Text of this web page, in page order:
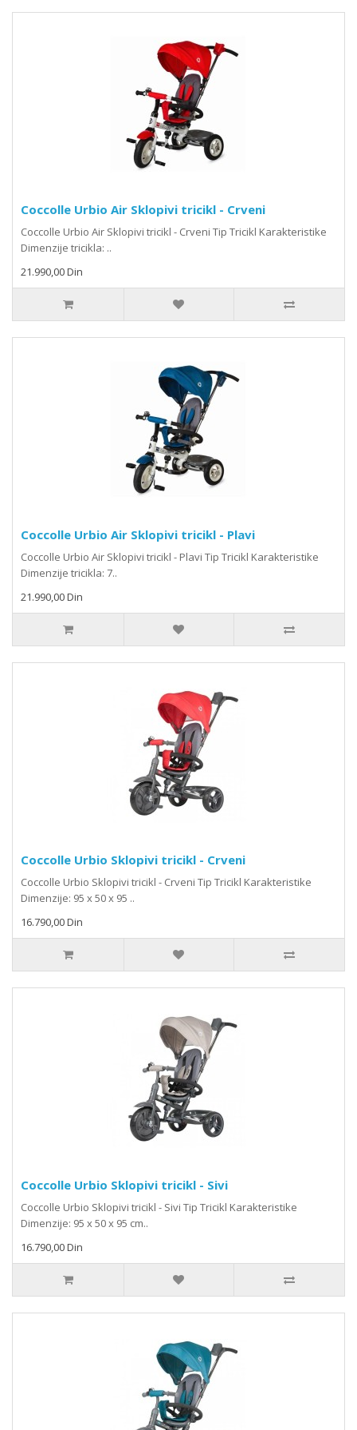
Coccolle Urbio Air Sklopivi tricikl - Crveni
Coccolle Urbio Air Sklopivi tricikl - Crveni Tip Tricikl Karakteristike
Dimenzije tricikla: ..
21.990,00 Din
Coccolle Urbio Air Sklopivi tricikl - Plavi
Coccolle Urbio Air Sklopivi tricikl - Plavi Tip Tricikl Karakteristike
Dimenzije tricikla: 7..
21.990,00 Din
Coccolle Urbio Sklopivi tricikl - Crveni
Coccolle Urbio Sklopivi tricikl - Crveni Tip Tricikl Karakteristike
Dimenzije: 95 x 50 x 95 ..
16.790,00 Din
Coccolle Urbio Sklopivi tricikl - Sivi
Coccolle Urbio Sklopivi tricikl - Sivi Tip Tricikl Karakteristike
Dimenzije: 95 x 50 x 95 cm..
16.790,00 Din